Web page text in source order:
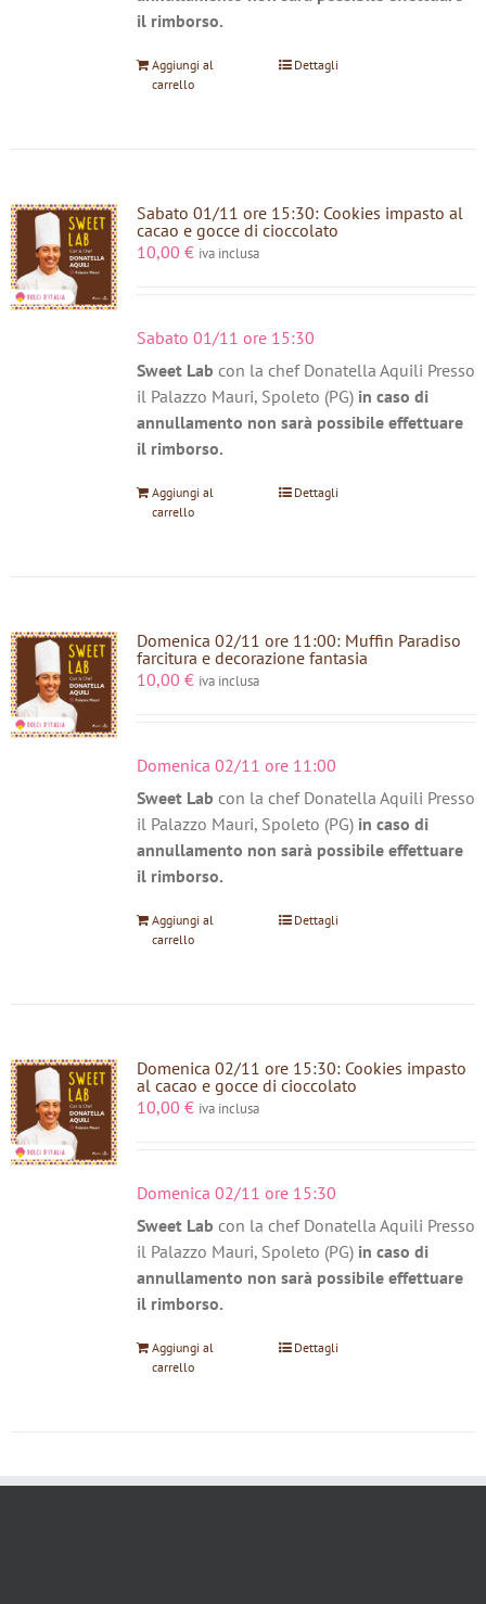
il rimborso.
Aggiungi al
carrello
Dettagli
Sabato 01/11 ore 15:30: Cookies impasto al
cacao e gocce di cioccolato
10,00 € iva inclusa
Sabato 01/11 ore 15:30
Sweet Lab con la chef Donatella Aquili Presso
il Palazzo Mauri, Spoleto (PG) in caso di
annullamento non sarà possibile effettuare
il rimborso.
Aggiungi al
carrello
Dettagli
Domenica 02/11 ore 11:00: Muffin Paradiso
farcitura e decorazione fantasia
10,00 € iva inclusa
Domenica 02/11 ore 11:00
Sweet Lab con la chef Donatella Aquili Presso
il Palazzo Mauri, Spoleto (PG) in caso di
annullamento non sarà possibile effettuare
il rimborso.
Aggiungi al
carrello
Dettagli
Domenica 02/11 ore 15:30: Cookies impasto
al cacao e gocce di cioccolato
10,00 € iva inclusa
Domenica 02/11 ore 15:30
Sweet Lab con la chef Donatella Aquili Presso
il Palazzo Mauri, Spoleto (PG) in caso di
annullamento non sarà possibile effettuare
il rimborso.
Aggiungi al
carrello
Dettagli